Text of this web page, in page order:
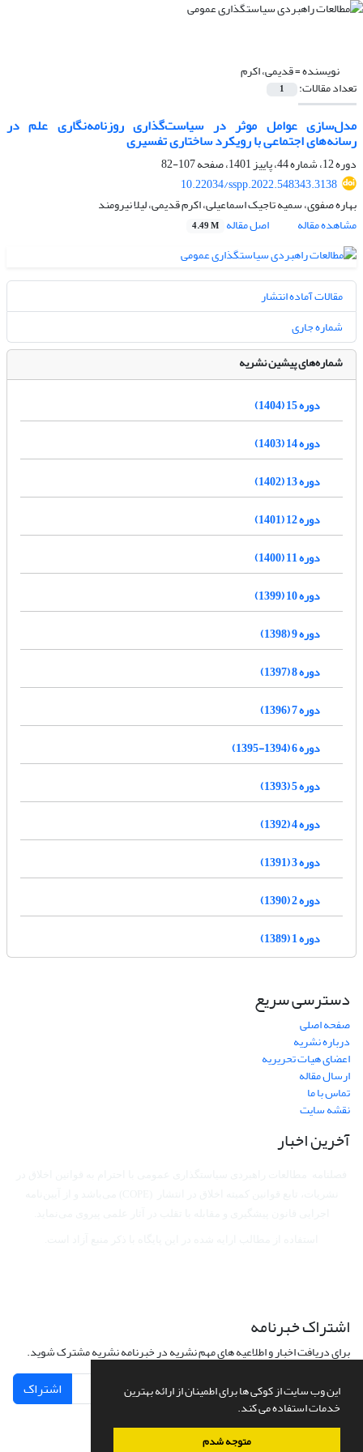
این وب سایت از کوکی ها برای اطمینان از ارائه بهترین
خدمات استفاده می کند.
متوجه شدم
نویسنده =قدیمی، اکرم
تعداد مقالات: 1
مدل‌سازی عوامل موثر در سیاست‌گذاری روزنامه‌نگاری علم در
رسانه‌های اجتماعی با رویکرد ساختاری تفسیری
دوره 12، شماره 44، پاییز 1401، صفحه
107-82
10.22034/sspp.2022.548343.3138
بهاره صفوی، سمیه تاجیک اسماعیلی، اکرم قدیمی، لیلا نیرومند
مشاهده مقاله
اصل مقاله 4.49 M
مقالات آماده انتشار
شماره جاری
شماره‌های پیشین نشریه
دوره 15 (1404)
دوره 14 (1403)
دوره 13 (1402)
دوره 12 (1401)
دوره 11 (1400)
دوره 10 (1399)
دوره 9 (1398)
دوره 8 (1397)
دوره 7 (1396)
دوره 6 (1394-1395)
دوره 5 (1393)
دوره 4 (1392)
دوره 3 (1391)
دوره 2 (1390)
دوره 1 (1389)
دسترسی سریع
صفحه اصلی
درباره نشریه
اعضای هیات تحریریه
ارسال مقاله
تماس با ما
نقشه سایت
آخرین اخبار
اشتراک خبرنامه
برای دریافت اخبار و اطلاعیه های مهم نشریه در خبرنامه نشریه مشترک شوید.
اشتراک